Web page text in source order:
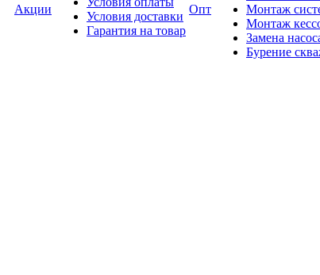
Акции
Условия доставки
Гарантия на товар
Опт
Монтаж
Монтаж
Замена
Бурение